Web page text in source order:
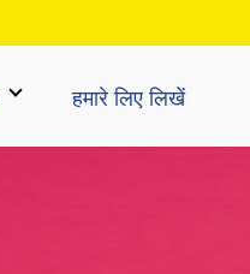
हमारे लिए लिखें